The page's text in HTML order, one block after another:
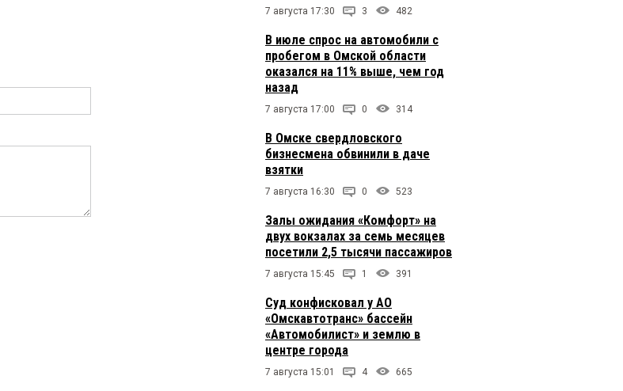
7 августа 17:30 3 482
В июле спрос на автомобили с
пробегом в Омской области
оказался на 11% выше, чем год
назад
7 августа 17:00 0 314
В Омске свердловского
бизнесмена обвинили в даче
взятки
7 августа 16:30 0 523
Залы ожидания «Комфорт» на
двух вокзалах за семь месяцев
посетили 2,5 тысячи пассажиров
7 августа 15:45 1 391
Суд конфисковал у АО
«Омскавтотранс» бассейн
«Автомобилист» и землю в
центре города
7 августа 15:01 4 665